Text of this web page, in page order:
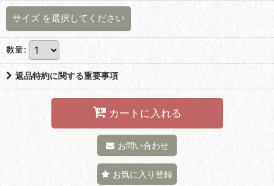
サイズ を選択してください
数量:
返品特約に関する重要事項
カートに入れる
お問い合わせ
お気に入り登録